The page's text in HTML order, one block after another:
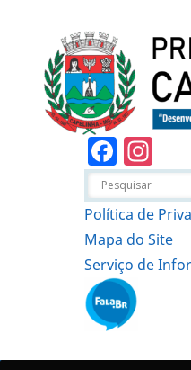
Política de
Mapa do Site
Serviço de